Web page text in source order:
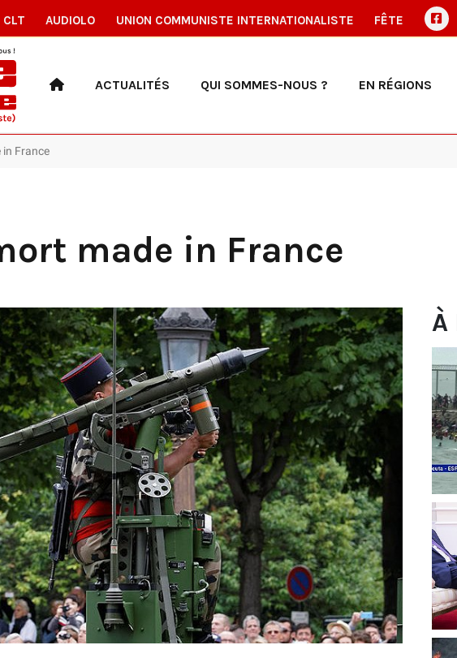
CLT AUDIOLO UNION COMMUNISTE INTERNATIONALISTE FÊTE
ACTUALITÉS QUI SOMMES-NOUS ? EN RÉGIONS
in France
made in France
À